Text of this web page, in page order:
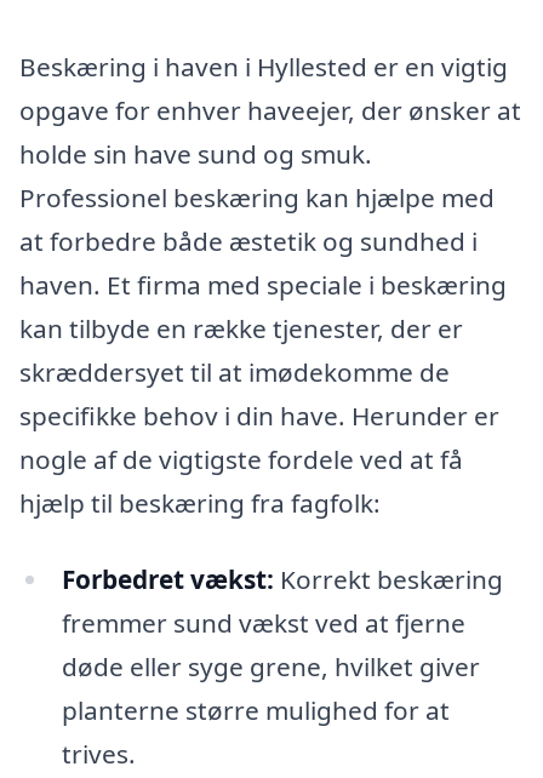
Beskæring i haven i Hyllested er en vigtig
opgave for enhver haveejer, der ønsker at
holde sin have sund og smuk.
Professionel beskæring kan hjælpe med
at forbedre både æstetik og sundhed i
haven. Et firma med speciale i beskæring
kan tilbyde en række tjenester, der er
skræddersyet til at imødekomme de
specifikke behov i din have. Herunder er
nogle af de vigtigste fordele ved at få
hjælp til beskæring fra fagfolk:
Forbedret vækst: Korrekt beskæring
fremmer sund vækst ved at fjerne
døde eller syge grene, hvilket giver
planterne større mulighed for at
trives.